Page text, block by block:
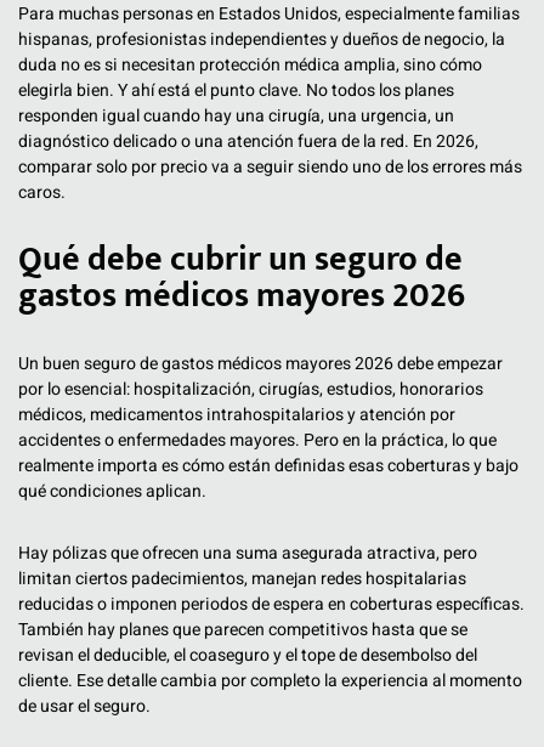
Para muchas personas en Estados Unidos, especialmente familias
hispanas, profesionistas independientes y dueños de negocio, la
duda no es si necesitan protección médica amplia, sino cómo
elegirla bien. Y ahí está el punto clave. No todos los planes
responden igual cuando hay una cirugía, una urgencia, un
diagnóstico delicado o una atención fuera de la red. En 2026,
comparar solo por precio va a seguir siendo uno de los errores más
caros.
Qué debe cubrir un seguro de
gastos médicos mayores 2026
Un buen seguro de gastos médicos mayores 2026 debe empezar
por lo esencial: hospitalización, cirugías, estudios, honorarios
médicos, medicamentos intrahospitalarios y atención por
accidentes o enfermedades mayores. Pero en la práctica, lo que
realmente importa es cómo están definidas esas coberturas y bajo
qué condiciones aplican.
Hay pólizas que ofrecen una suma asegurada atractiva, pero
limitan ciertos padecimientos, manejan redes hospitalarias
reducidas o imponen periodos de espera en coberturas específicas.
También hay planes que parecen competitivos hasta que se
revisan el deducible, el coaseguro y el tope de desembolso del
cliente. Ese detalle cambia por completo la experiencia al momento
de usar el seguro.